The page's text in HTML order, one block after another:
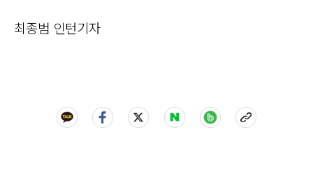
최종범 인턴기자